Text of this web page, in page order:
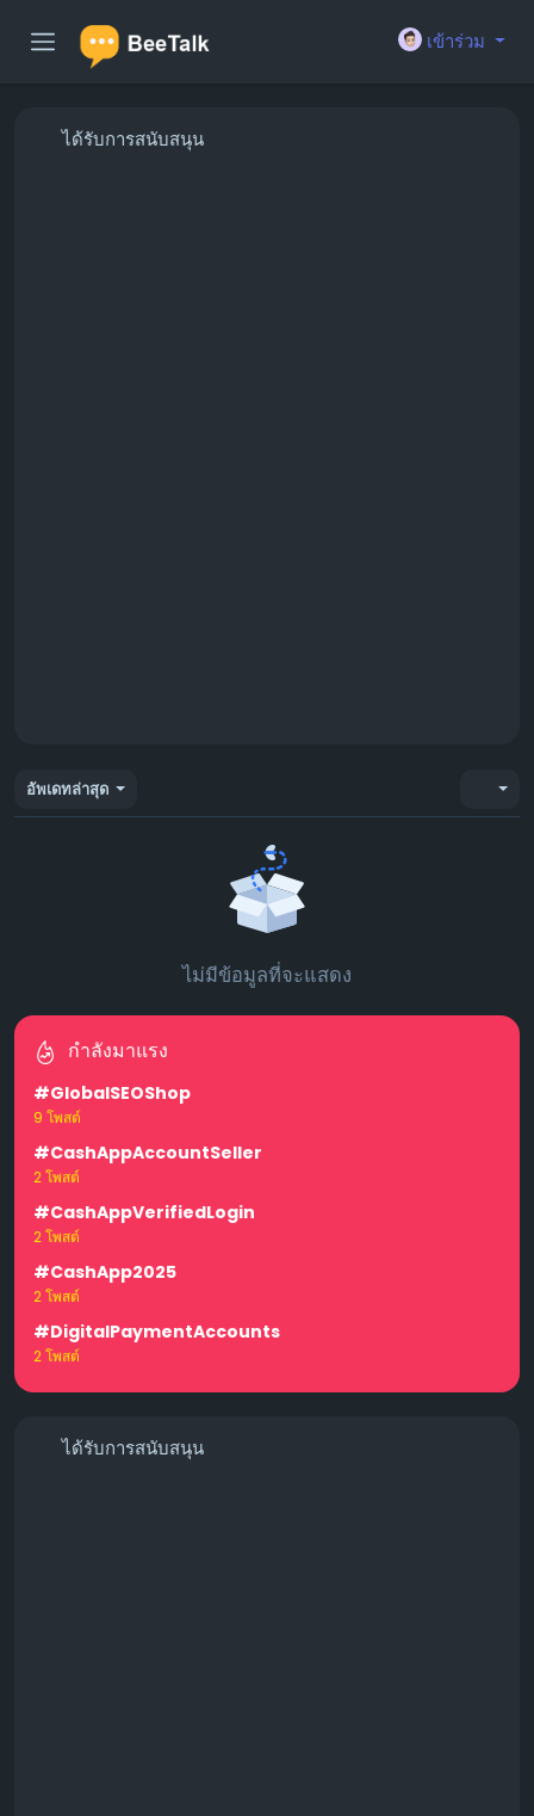
เข้าร่วม
ได้รับการสนับสนุน
อัพเดทล่าสุด
ไม่มีข้อมูลที่จะแสดง
กำลังมาแรง
#GlobalSEOShop
9 โพสต์
#CashAppAccountSeller
2 โพสต์
#CashAppVerifiedLogin
2 โพสต์
#CashApp2025
2 โพสต์
#DigitalPaymentAccounts
2 โพสต์
ได้รับการสนับสนุน